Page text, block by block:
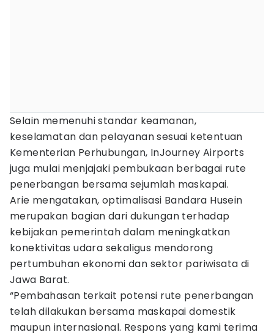
Selain memenuhi standar keamanan,
keselamatan dan pelayanan sesuai ketentuan
Kementerian Perhubungan, InJourney Airports
juga mulai menjajaki pembukaan berbagai rute
penerbangan bersama sejumlah maskapai.
Arie mengatakan, optimalisasi Bandara Husein
merupakan bagian dari dukungan terhadap
kebijakan pemerintah dalam meningkatkan
konektivitas udara sekaligus mendorong
pertumbuhan ekonomi dan sektor pariwisata di
Jawa Barat.
“Pembahasan terkait potensi rute penerbangan
telah dilakukan bersama maskapai domestik
maupun internasional. Respons yang kami terima